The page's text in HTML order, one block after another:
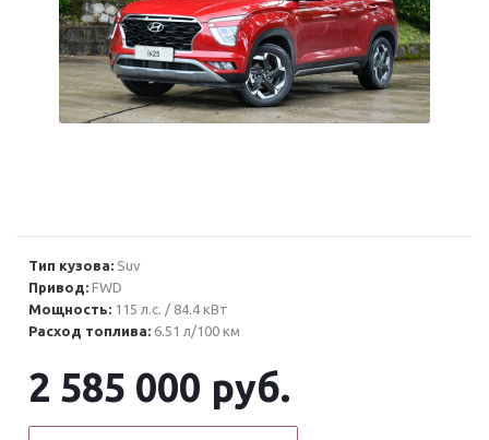
Тип кузова: Suv
Привод: FWD
Мощность: 115 л.с. / 84.4 кВт
Расход топлива: 6.51 л/100 км
2 585 000 руб.